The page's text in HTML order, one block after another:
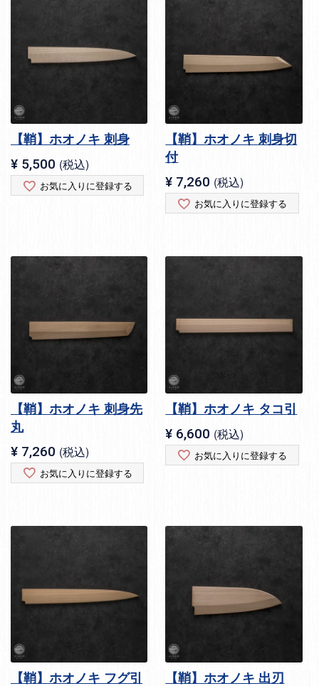
【鞘】ホオノキ 刺身
¥ 5,500 税込
お気に入りに登録する
【鞘】ホオノキ 刺身切
付
¥ 7,260 税込
お気に入りに登録する
【鞘】ホオノキ 刺身先
丸
¥ 7,260 税込
お気に入りに登録する
【鞘】ホオノキ タコ引
¥ 6,600 税込
お気に入りに登録する
【鞘】ホオノキ フグ引 【鞘】ホオノキ 出刃